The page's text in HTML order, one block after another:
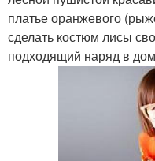
Универсальный
платье оранжевого
сделать костюм лисы
подходящий наряд в